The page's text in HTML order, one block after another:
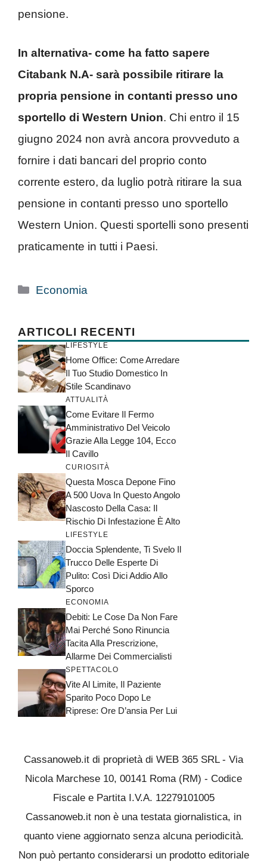
pensione.
In alternativa- come ha fatto sapere
Citabank N.A- sarà possibile ritirare la
propria pensione in contanti presso uno
sportello di Western Union. Chi entro il 15
giugno 2024 non avrà ancora provveduto a
fornire i dati bancari del proprio conto
corrente estero, da luglio potrà ritirare la sua
pensione in contanti presso uno sportello
Western Union. Questi sportelli sono presenti
praticamente in tutti i Paesi.
Categorie
Economia
ARTICOLI RECENTI
LIFESTYLE
Home Office: Come Arredare
Il Tuo Studio Domestico In
Stile Scandinavo
ATTUALITÀ
Come Evitare Il Fermo
Amministrativo Del Veicolo
Grazie Alla Legge 104, Ecco
Il Cavillo
CURIOSITÀ
Questa Mosca Depone Fino
A 500 Uova In Questo Angolo
Nascosto Della Casa: Il
Rischio Di Infestazione È Alto
LIFESTYLE
Doccia Splendente, Ti Svelo Il
Trucco Delle Esperte Di
Pulito: Così Dici Addio Allo
Sporco
ECONOMIA
Debiti: Le Cose Da Non Fare
Mai Perché Sono Rinuncia
Tacita Alla Prescrizione,
Allarme Dei Commercialisti
SPETTACOLO
Vite Al Limite, Il Paziente
Sparito Poco Dopo Le
Riprese: Ore D’ansia Per Lui
Cassanoweb.it di proprietà di WEB 365 SRL - Via
Nicola Marchese 10, 00141 Roma (RM) - Codice
Fiscale e Partita I.V.A. 12279101005
Cassanoweb.it non è una testata giornalistica, in
quanto viene aggiornato senza alcuna periodicità.
Non può pertanto considerarsi un prodotto editoriale